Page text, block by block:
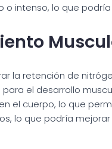
intenso, lo que
la retención de
el desarrollo
el cuerpo, lo que
lo que podría